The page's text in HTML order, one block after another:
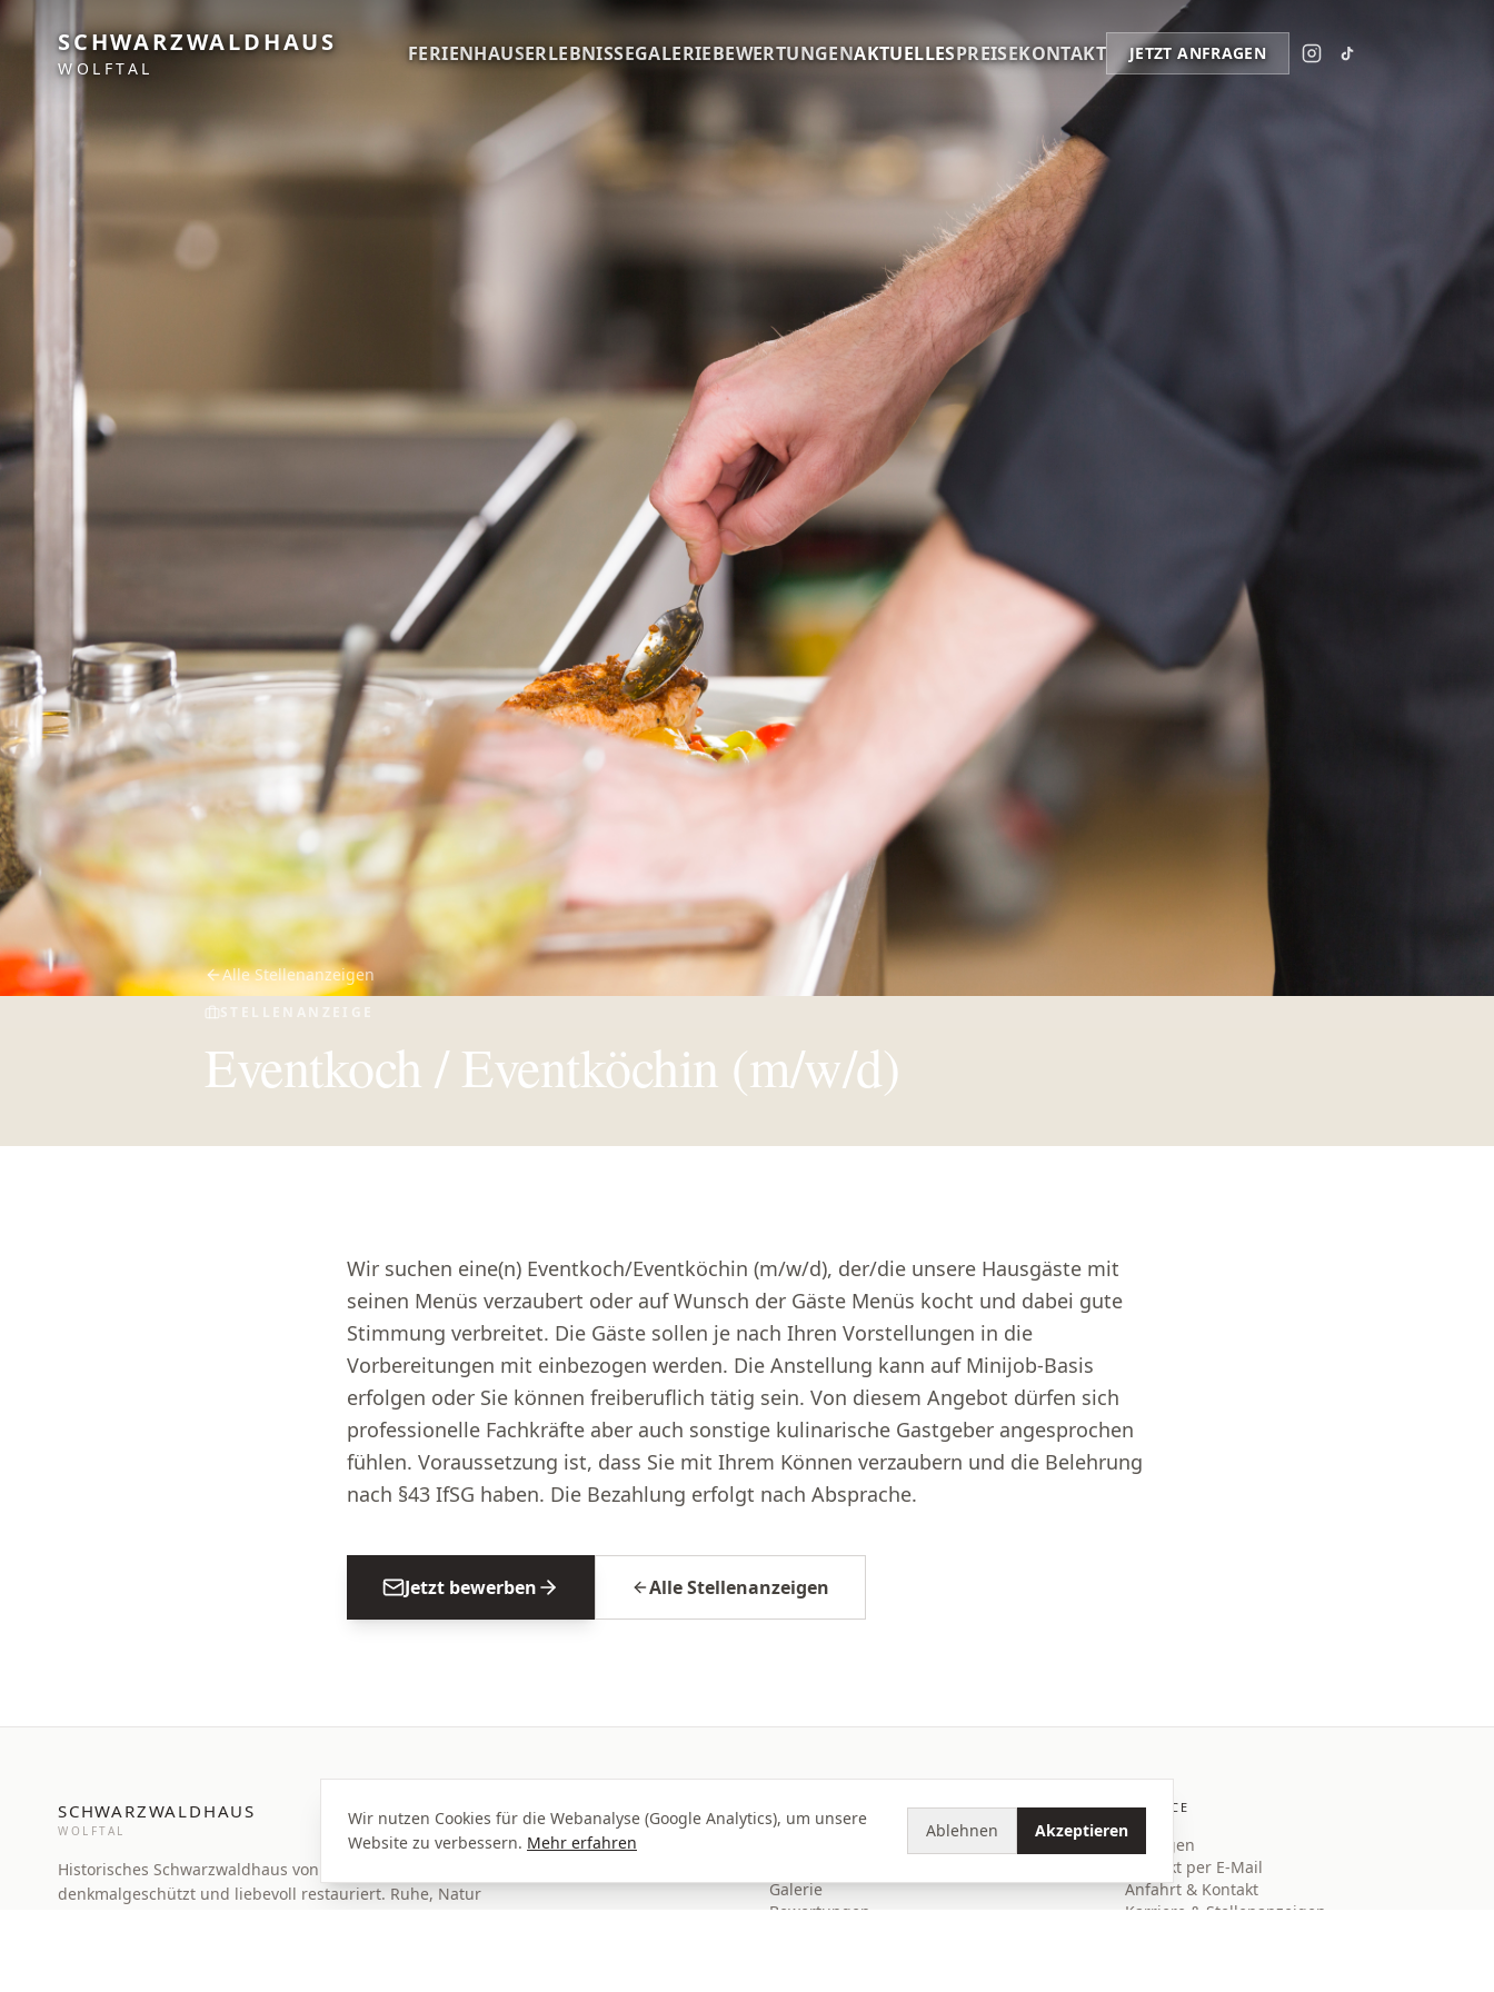
SCHWARZWALDHAUS
WOLFTAL
FERIENHAUSERLEBNISSEGALERIEBEWERTUNGENAKTUELLESPREISEKONTAKT JETZT ANFRAGEN
Alle Stellenanzeigen
STELLENANZEIGE
Eventkoch / Eventköchin (m/w/d)
Wir suchen eine(n) Eventkoch/Eventköchin (m/w/d), der/die unsere Hausgäste mit
seinen Menüs verzaubert oder auf Wunsch der Gäste Menüs kocht und dabei gute
Stimmung verbreitet. Die Gäste sollen je nach Ihren Vorstellungen in die
Vorbereitungen mit einbezogen werden. Die Anstellung kann auf Minijob-Basis
erfolgen oder Sie können freiberuflich tätig sein. Von diesem Angebot dürfen sich
professionelle Fachkräfte aber auch sonstige kulinarische Gastgeber angesprochen
fühlen. Voraussetzung ist, dass Sie mit Ihrem Können verzaubern und die Belehrung
nach §43 IfSG haben. Die Bezahlung erfolgt nach Absprache.
Jetzt bewerben Alle Stellenanzeigen
SCHWARZWALDHAUS
WOLFTAL
Historisches Schwarzwaldhaus von 1938,
denkmalgeschützt und liebevoll restauriert. Ruhe, Natur
Galerie
Bewertungen
SERVICE
Anfragen
Kontakt per E-Mail
Anfahrt & Kontakt
Karriere & Stellenanzeigen
Wir nutzen Cookies für die Webanalyse (Google Analytics), um unsere
Website zu verbessern. Mehr erfahren
Ablehnen Akzeptieren